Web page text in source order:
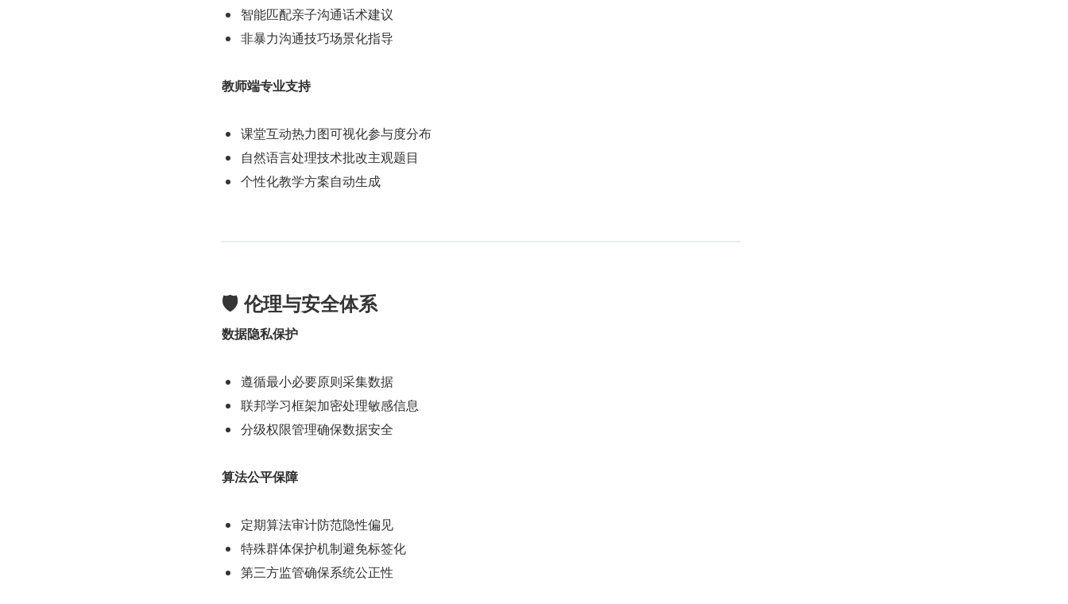
智能匹配亲子沟通话术建议
非暴力沟通技巧场景化指导
教师端专业支持
课堂互动热力图可视化参与度分布
自然语言处理技术批改主观题目
个性化教学方案自动生成
🛡️ 伦理与安全体系
数据隐私保护
遵循最小必要原则采集数据
联邦学习框架加密处理敏感信息
分级权限管理确保数据安全
算法公平保障
定期算法审计防范隐性偏见
特殊群体保护机制避免标签化
第三方监管确保系统公正性